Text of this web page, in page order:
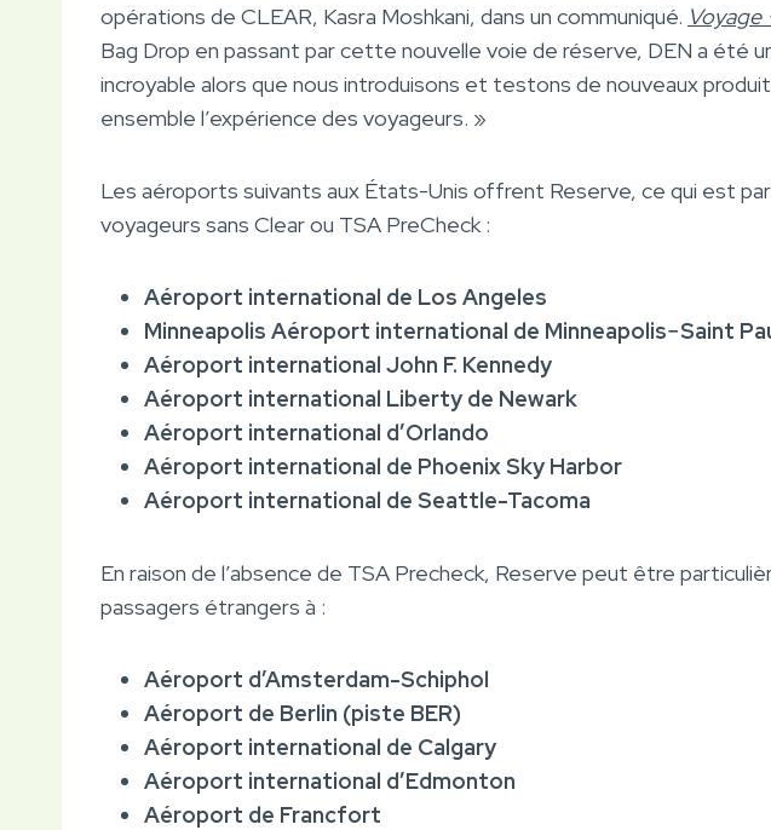
opérations de CLEAR, Kasra Moshkani, dans un communiqué. Voyage
Bag Drop en passant par cette nouvelle voie de réserve, DEN a été
incroyable alors que nous introduisons et testons de nouveaux
ensemble l’expérience des voyageurs. »
Les aéroports suivants aux États-Unis offrent Reserve, ce qui est
voyageurs sans Clear ou TSA PreCheck :
Aéroport international de Los Angeles
Minneapolis Aéroport international de Minneapolis−Saint
Aéroport international John F. Kennedy
Aéroport international Liberty de Newark
Aéroport international d’Orlando
Aéroport international de Phoenix Sky Harbor
Aéroport international de Seattle-Tacoma
En raison de l’absence de TSA Precheck, Reserve peut être
passagers étrangers à :
Aéroport d’Amsterdam-Schiphol
Aéroport de Berlin (piste BER)
Aéroport international de Calgary
Aéroport international d’Edmonton
Aéroport de Francfort